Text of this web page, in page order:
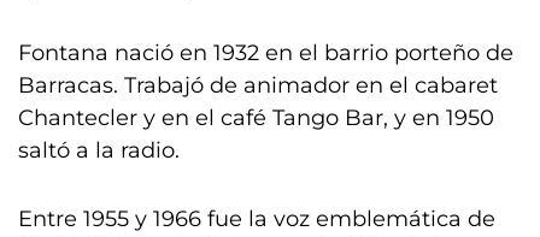
Fontana nació en 1932 en el barrio porteño de
Barracas. Trabajó de animador en el cabaret
Chantecler y en el café Tango Bar, y en 1950
saltó a la radio.
Entre 1955 y 1966 fue la voz emblemática de